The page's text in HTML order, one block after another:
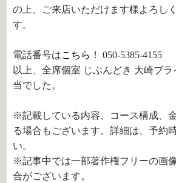
の上、ご来店いただけます様よろし
す。
電話番号はこちら！
050-5385-4155
以上、全席個室 じぶんどき 大崎ブラ
当でした。
※記載している内容、コース構成、
る場合もございます。詳細は、予約
い。
※記事中では一部著作権フリーの画
合がございます。